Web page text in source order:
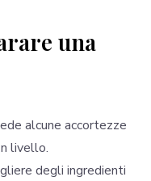
una
alcune accortezze
livello.
degli ingredienti